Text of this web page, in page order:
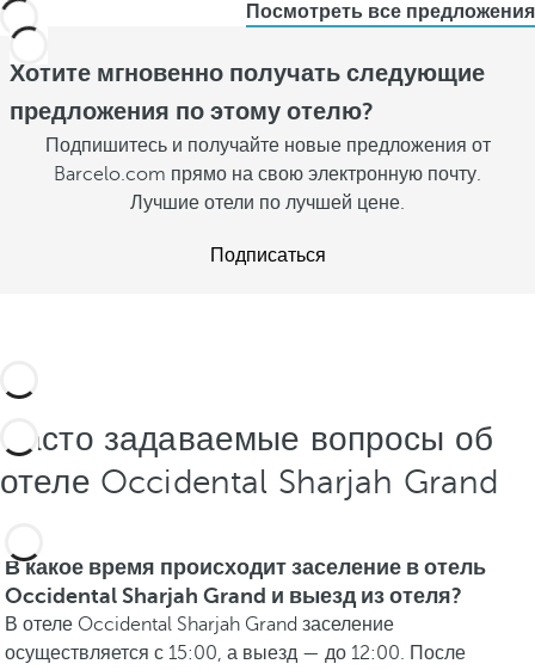
Посмотреть все предложения
Хотите мгновенно получать следующие
предложения по этому отелю?
Подпишитесь и получайте новые предложения от
Barcelo.com прямо на свою электронную почту.
Лучшие отели по лучшей цене.
Подписаться
Часто задаваемые вопросы об
отеле Occidental Sharjah Grand
В какое время происходит заселение в отель
Occidental Sharjah Grand и выезд из отеля?
В отеле Occidental Sharjah Grand заселение
осуществляется с 15:00, а выезд — до 12:00. После